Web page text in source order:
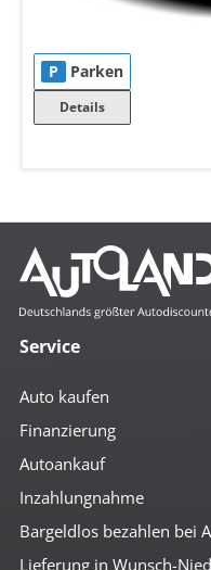
P Parken
Details
Service
Auto kaufen
Finanzierung
Autoankauf
Inzahlungnahme
Bargeldlos bezahlen bei
Lieferung in Wunsch-